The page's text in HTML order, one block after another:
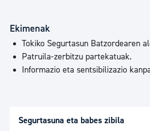
Ekimenak
Tokiko Segurtasun Batzordearen
Patruila-zerbitzu partekatuak.
Informazio eta sentsibilizazio
Segurtasuna eta babes zibila